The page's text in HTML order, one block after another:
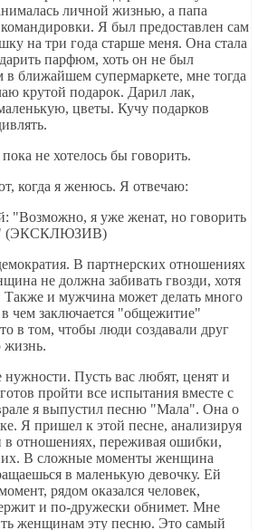
личной жизнью, а папа
Я был предоставлен сам
на три года старше меня. Она стала
парфюм, хоть он не был
ближайшем супермаркете, мне тогда
крутой подарок. Дарил лак,
цветы. Кучу подарков
не хотелось бы говорить.
когда я женюсь. Я отвечаю:
В партнерских отношениях
не должна забивать гвозди, хотя
Также и мужчина может делать много
чем заключается "общежитие"
в том, чтобы люди создавали друг
жизнь.
Пусть вас любят, ценят и
пройти все испытания вместе с
я выпустил песню "Мала". Она о
Я пришел к этой песне, анализируя
в отношениях, переживая ошибки,
В сложные моменты женщина
в маленькую девочку. Ей
рядом оказался человек,
и по-дружески обнимет. Мне
женщинам эту песню. Это самый